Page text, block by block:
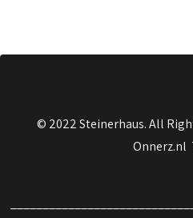
© 2022 Steinerhaus. All
Onnerz.nl